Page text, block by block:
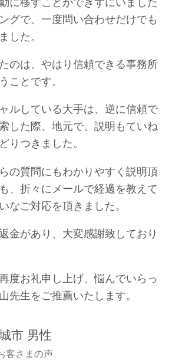
グで、一度問い合わせだけでも
した。
のは、やはり信頼できる事務所
ことです。
ルしている大手は、逆に信頼で
した際、地元で、説明もていね
りつきました。
の質問にもわかりやすく説明頂
、折々にメールで経過を教えて
なご対応を頂きました。
金があり、大変感謝致しており
度お礼申し上げ、悩んでいらっ
先生をご推薦いたします。
市 男性
客さまの声